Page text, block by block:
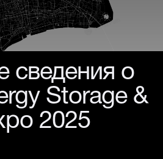
сведения о
Storage &
2025